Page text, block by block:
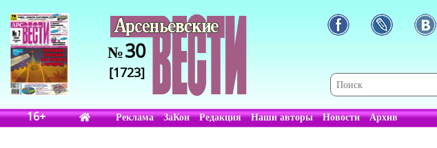
№30
[1723]
16+ Реклама ЗаКон Редакция Наши авторы Новости Архив